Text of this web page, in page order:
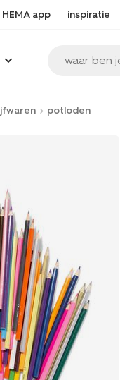
HEMA app inspiratie
waar ben
potloden